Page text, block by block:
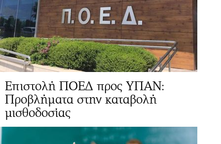
Επιστολή ΠΟΕΔ προς ΥΠΑΝ:
Προβλήματα στην καταβολή
μισθοδοσίας